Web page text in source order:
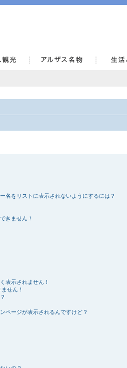
名をリストに表示されないようにするには？
きません！
表示されません！
せん！
ページが表示されるんですけど？